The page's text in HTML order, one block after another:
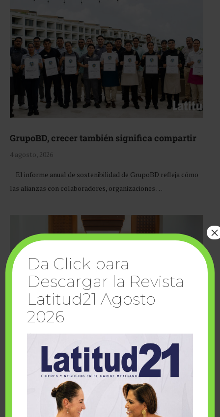
GrupoBD, crecer también significa compartir
4 agosto, 2026
El informe anual de sostenibilidad de GrupoBD refleja cómo
las alianzas con colaboradores, organizaciones …
Cuando la solidaridad inspira; cumplen
sueños Fairmont Mayakoba y Make-A-Wish
Da Click para
Descargar la Revista
Latitud21 Agosto
2026
×